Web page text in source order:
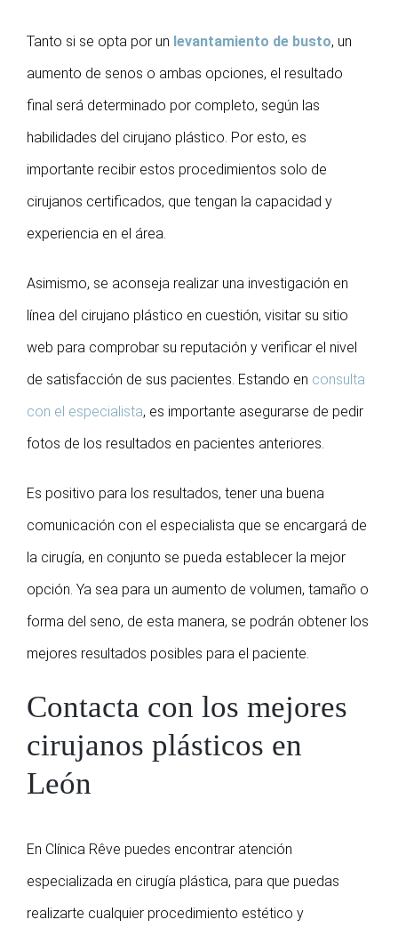
Tanto si se opta por un levantamiento de busto, un
aumento de senos o ambas opciones, el resultado
final será determinado por completo, según las
habilidades del cirujano plástico. Por esto, es
importante recibir estos procedimientos solo de
cirujanos certificados, que tengan la capacidad y
experiencia en el área.
Asimismo, se aconseja realizar una investigación en
línea del cirujano plástico en cuestión, visitar su sitio
web para comprobar su reputación y verificar el nivel
de satisfacción de sus pacientes. Estando en consulta
con el especialista, es importante asegurarse de pedir
fotos de los resultados en pacientes anteriores.
Es positivo para los resultados, tener una buena
comunicación con el especialista que se encargará de
la cirugía, en conjunto se pueda establecer la mejor
opción. Ya sea para un aumento de volumen, tamaño o
forma del seno, de esta manera, se podrán obtener los
mejores resultados posibles para el paciente.
Contacta con los mejores
cirujanos plásticos en
León
En Clínica Rêve puedes encontrar atención
especializada en cirugía plástica, para que puedas
realizarte cualquier procedimiento estético y